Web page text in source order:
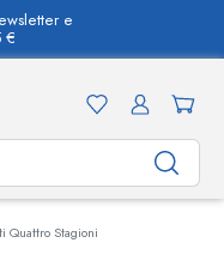
e
€
Quattro Stagioni